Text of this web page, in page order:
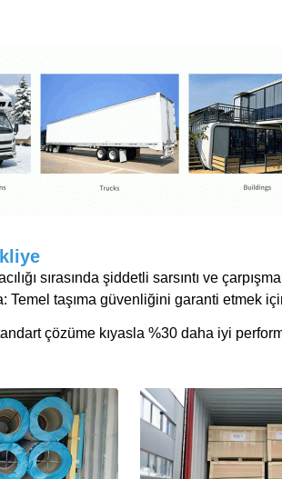
sırasında şiddetli sarsıntı ve
Temel taşıma güvenliğini garanti etmek
çözüme kıyasla %30 daha iyi